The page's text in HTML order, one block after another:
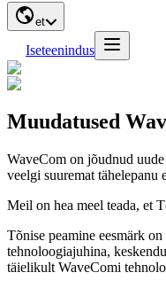
et
Iseteenindus
Muudatused
WaveCom on jõudnud
veelgi suuremat tähelepanu
Meil on hea meel teada, et
Tõnise peamine eesmärk
tehnoloogiajuhina,
täielikult WaveComi